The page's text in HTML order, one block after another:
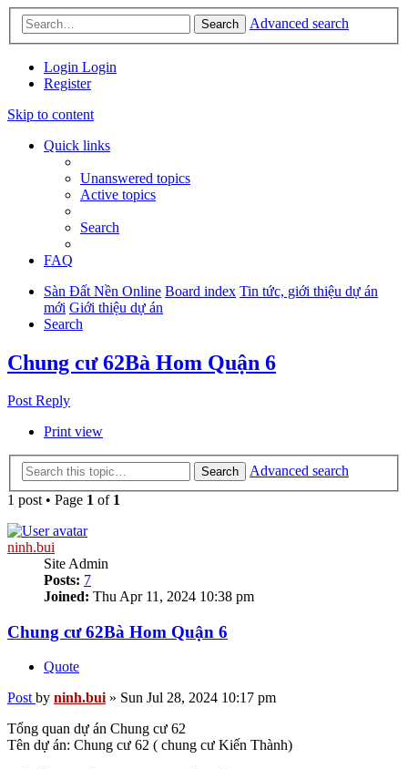
Search Advanced search
Login Login
Register
Skip to content
Quick links
Unanswered topics
Active topics
Search
FAQ
Sàn Đất Nền Online Board index Tin tức, giới thiệu dự án
mới Giới thiệu dự án
Search
Chung cư 62Bà Hom Quận 6
Post Reply
Print view
Search
Advanced search
1 post • Page 1 of 1
ninh.bui
Site Admin
Posts: 7
Joined: Thu Apr 11, 2024 10:38 pm
Chung cư 62Bà Hom Quận 6
Quote
Post by ninh.bui» Sun Jul 28, 2024 10:17 pm
Tổng quan dự án Chung cư 62
Tên dự án: Chung cư 62 ( chung cư Kiến Thành)